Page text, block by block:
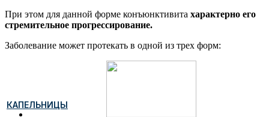
КАПЕЛЬНИЦЫ
При этом для данной форме конъюнктивита характерно его
стремительное прогрессирование.
Заболевание может протекать в одной из трех форм: